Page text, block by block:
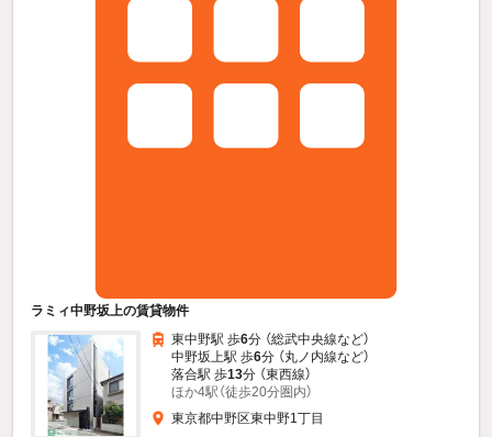
ラミィ中野坂上の賃貸物件
東中野駅 歩6分 （総武中央線など）
中野坂上駅 歩6分 （丸ノ内線など）
落合駅 歩13分 （東西線）
ほか4駅（徒歩20分圏内）
東京都中野区東中野1丁目